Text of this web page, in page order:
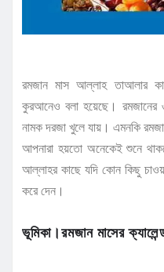
রমজান মাস আল্লাহ তাআলার
কুরআনেও বলা হয়েছে। রমজানের
নামক দরজা খুলে যায়। এমনকি
আপনারা হয়তো অনেকেই শুনে
আল্লাহর কাছে যদি কোন কিছু
করে দেন।
ভূমিকা।রমজান মাসের